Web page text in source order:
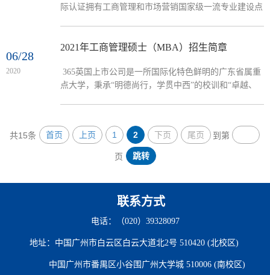
年），到广东省名牌专业（2005年）、教育部特色专业
际认证拥有工商管理和市场营销国家级一流专业建设点
学历史悠久、特色鲜明、成效显著的专业。01 专业介
名牌专业，2010年被评为广东省特色专业，2012年本专
业所属一级学科被评为广东省优势重点学科，2014年被
06/28
2020
2021年工商管理硕士（MBA）招生简章
365英国上市公司是一所国际化特色鲜明的广东省属重
点大学，秉承“明德尚行，学贯中西”的校训和“卓越、
对外经济贸易和国际工商管理研究的重要基地。广外工
商管理学科是广东省高水平大学建设计划重点学科。
2015年，广外365英国上市公司通过了英国工商管理协
会（AMBA）认证，成为中国第26家获AMBA国际认证
共15条 首页 上页 1 2 下页 尾页 到第
页 跳转
联系方式
电话：（020）39328097
地址：中国广州市白云区白云大道北2号 510420 (北校区)
中国广州市番禺区小谷围广州大学城 510006 (南校区)